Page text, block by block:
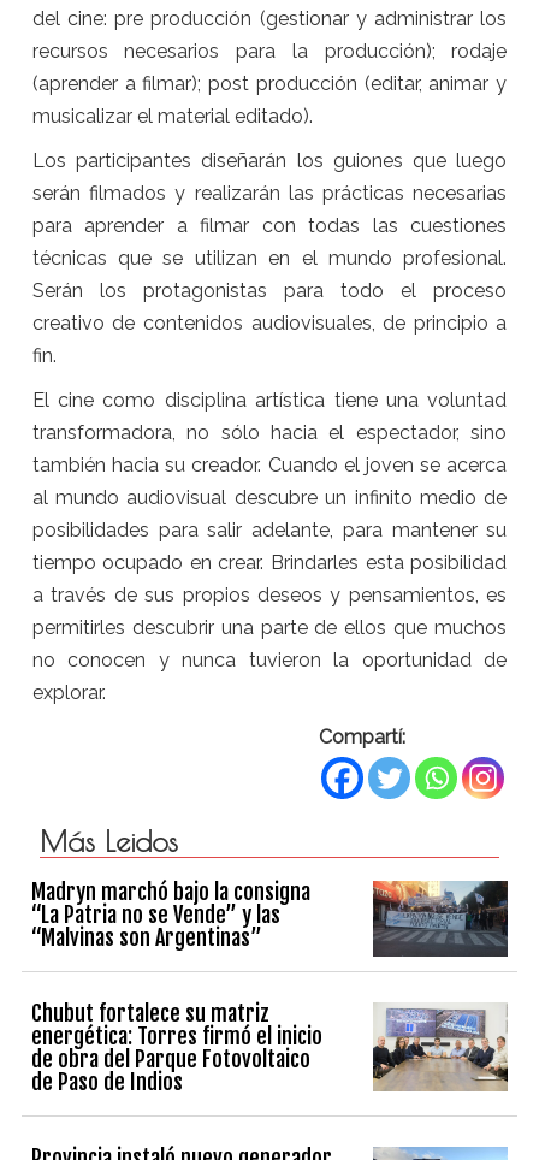
del cine: pre producción (gestionar y administrar los
recursos necesarios para la producción); rodaje
(aprender a filmar); post producción (editar, animar y
musicalizar el material editado).
Los participantes diseñarán los guiones que luego
serán filmados y realizarán las prácticas necesarias
para aprender a filmar con todas las cuestiones
técnicas que se utilizan en el mundo profesional.
Serán los protagonistas para todo el proceso
creativo de contenidos audiovisuales, de principio a
fin.
El cine como disciplina artística tiene una voluntad
transformadora, no sólo hacia el espectador, sino
también hacia su creador. Cuando el joven se acerca
al mundo audiovisual descubre un infinito medio de
posibilidades para salir adelante, para mantener su
tiempo ocupado en crear. Brindarles esta posibilidad
a través de sus propios deseos y pensamientos, es
permitirles descubrir una parte de ellos que muchos
no conocen y nunca tuvieron la oportunidad de
explorar.
Compartí:
Más Leidos
Madryn marchó bajo la consigna
“La Patria no se Vende” y las
“Malvinas son Argentinas”
Chubut fortalece su matriz
energética: Torres firmó el inicio
de obra del Parque Fotovoltaico
de Paso de Indios